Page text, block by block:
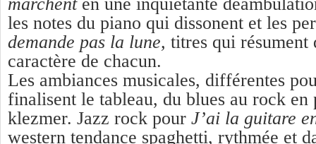
les notes du piano qui dissonent et les
demande pas la lune, titres qui résument
caractère de chacun.
Les ambiances musicales, différentes
finalisent le tableau, du blues au rock en
klezmer. Jazz rock pour J’ai la guitare
western tendance spaghetti, rythmée et